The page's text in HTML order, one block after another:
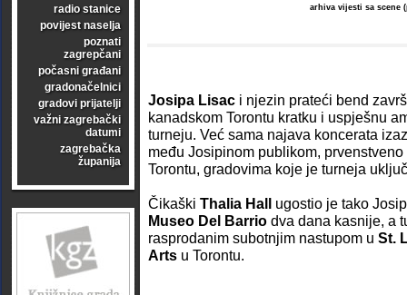
radio stanice
povijest naselja
poznati
zagrepčani
počasni građani
gradonačelnici
gradovi prijatelji
važni zagrebački
datumi
zagrebačka
županija
arhiva vijesti sa scene
Josipa Lisac i njezin prateći bend
kanadskom Torontu kratku i uspješnu
turneju. Već sama najava koncerata
među Josipinom publikom,
Torontu, gradovima koje je turneja
Čikaški Thalia Hall ugostio je tako
Museo Del Barrio dva dana kasnije, a
rasprodanim subotnjim nastupom u St.
Arts u Torontu.